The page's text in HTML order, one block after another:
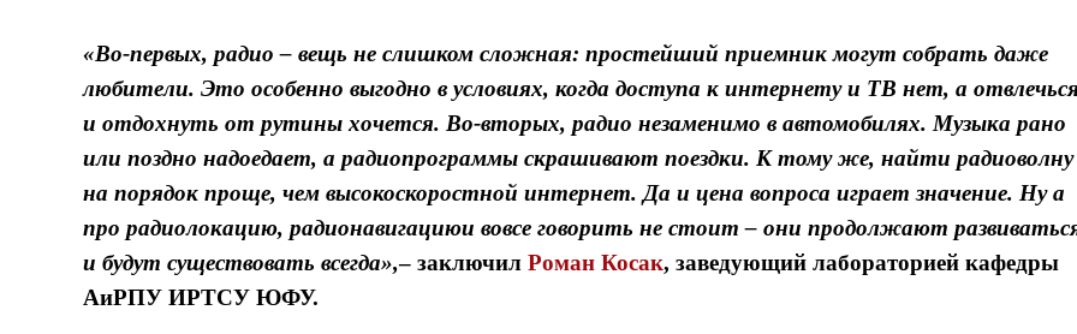
«Во-первых, радио – вещь не слишком сложная: простейший приемник могут собрать даже
любители. Это особенно выгодно в условиях, когда доступа к интернету и ТВ нет, а
и отдохнуть от рутины хочется. Во-вторых, радио незаменимо в автомобилях. Музыка рано
или поздно надоедает, а радиопрограммы скрашивают поездки. К тому же, найти радиоволну
на порядок проще, чем высокоскоростной интернет. Да и цена вопроса играет значение. Ну а
про радиолокацию, радионавигациюи вовсе говорить не стоит – они продолжают
и будут существовать всегда»,– заключил Роман Косак, заведующий лабораторией кафедры
АиРПУ ИРТСУ ЮФУ.
Я согласен сполитикой конфиденциальности и защиты
Я согласен сполитикой конфиденциальности и защиты